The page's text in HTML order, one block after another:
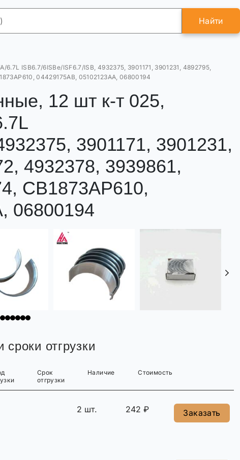
Найти
ISB6.7/6ISBe/ISF6.7/ISB, 4932375, 3901171, 3901231, 4892795,
04429175AB, 05102123AA, 06800194
12 шт к-т 025,
3901171, 3901231,
4932378, 3939861,
CB1873AP610,
06800194
отгрузки
Срок
отгрузки
Наличие Стоимость
2 шт. 242 ₽ Заказать